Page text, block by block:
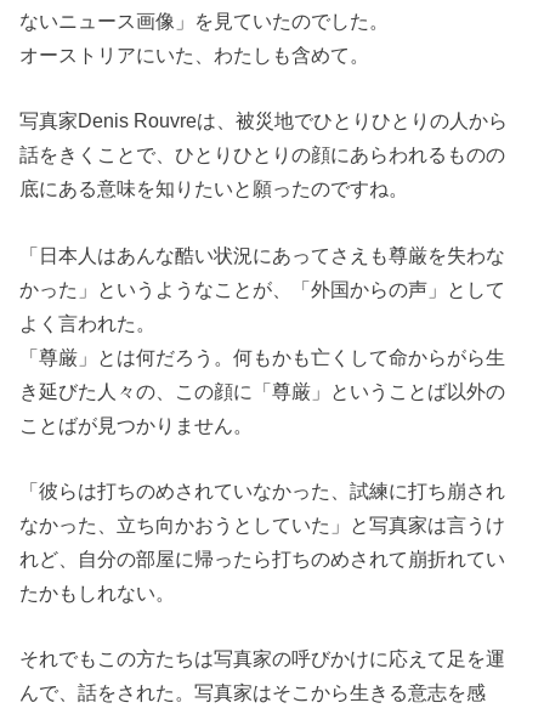
ないニュース画像」を見ていたのでした。
オーストリアにいた、わたしも含めて。
写真家Denis Rouvreは、被災地でひとりひとりの人から
話をきくことで、ひとりひとりの顔にあらわれるものの
底にある意味を知りたいと願ったのですね。
「日本人はあんな酷い状況にあってさえも尊厳を失わな
かった」というようなことが、「外国からの声」として
よく言われた。
「尊厳」とは何だろう。何もかも亡くして命からがら生
き延びた人々の、この顔に「尊厳」ということば以外の
ことばが見つかりません。
「彼らは打ちのめされていなかった、試練に打ち崩され
なかった、立ち向かおうとしていた」と写真家は言うけ
れど、自分の部屋に帰ったら打ちのめされて崩折れてい
たかもしれない。
それでもこの方たちは写真家の呼びかけに応えて足を運
んで、話をされた。写真家はそこから生きる意志を感